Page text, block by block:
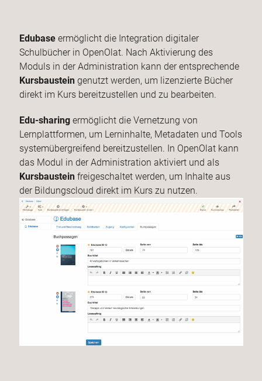
Edubase ermöglicht die Integration digitaler
Schulbücher in OpenOlat. Nach Aktivierung des
Moduls in der Administration kann der entsprechende
Kursbaustein genutzt werden, um lizenzierte Bücher
direkt im Kurs bereitzustellen und zu bearbeiten.
Edu-sharing ermöglicht die Vernetzung von
Lernplattformen, um Lerninhalte, Metadaten und Tools
systemübergreifend bereitzustellen. In OpenOlat kann
das Modul in der Administration aktiviert und als
Kursbaustein freigeschaltet werden, um Inhalte aus
der Bildungscloud direkt im Kurs zu nutzen.